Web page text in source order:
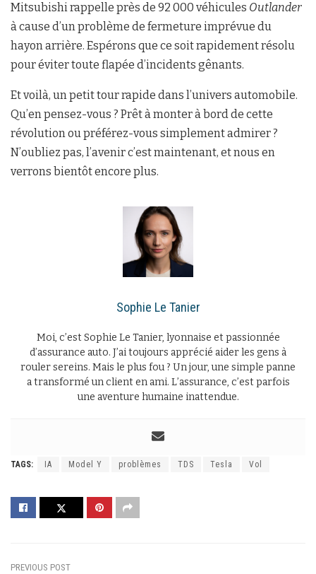
Mitsubishi rappelle près de 92 000 véhicules Outlander
à cause d’un problème de fermeture imprévue du
hayon arrière. Espérons que ce soit rapidement résolu
pour éviter toute flapée d’incidents gênants.
Et voilà, un petit tour rapide dans l’univers automobile.
Qu’en pensez-vous ? Prêt à monter à bord de cette
révolution ou préférez-vous simplement admirer ?
N’oubliez pas, l’avenir c’est maintenant, et nous en
verrons bientôt encore plus.
Sophie Le Tanier
Moi, c’est Sophie Le Tanier, lyonnaise et passionnée
d’assurance auto. J’ai toujours apprécié aider les gens à
rouler sereins. Mais le plus fou ? Un jour, une simple panne
a transformé un client en ami. L’assurance, c’est parfois
une aventure humaine inattendue.
TAGS: IA Model Y problèmes TDS Tesla Vol
PREVIOUS POST